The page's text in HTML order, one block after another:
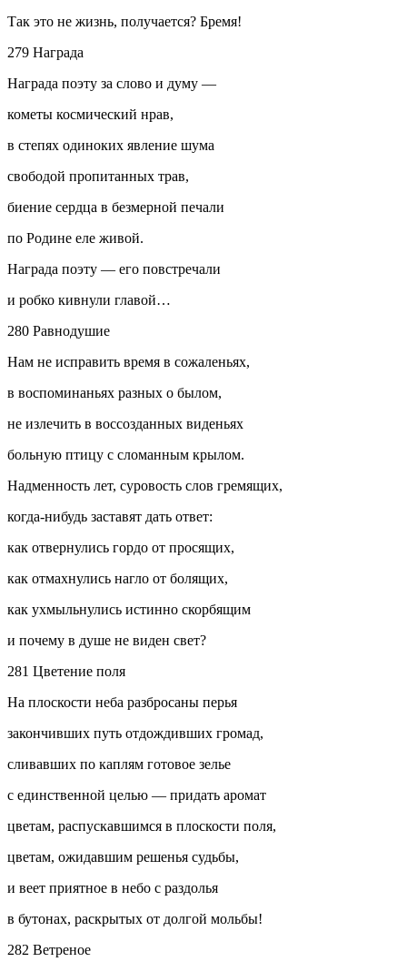
Так это не жизнь, получается? Бремя!
279 Награда
Награда поэту за слово и думу —
кометы космический нрав,
в степях одиноких явление шума
свободой пропитанных трав,
биение сердца в безмерной печали
по Родине еле живой.
Награда поэту — его повстречали
и робко кивнули главой…
280 Равнодушие
Нам не исправить время в сожаленьях,
в воспоминаньях разных о былом,
не излечить в воссозданных виденьях
больную птицу с сломанным крылом.
Надменность лет, суровость слов гремящих,
когда-нибудь заставят дать ответ:
как отвернулись гордо от просящих,
как отмахнулись нагло от болящих,
как ухмыльнулись истинно скорбящим
и почему в душе не виден свет?
281 Цветение поля
На плоскости неба разбросаны перья
закончивших путь отдождивших громад,
сливавших по каплям готовое зелье
с единственной целью — придать аромат
цветам, распускавшимся в плоскости поля,
цветам, ожидавшим решенья судьбы,
и веет приятное в небо с раздолья
в бутонах, раскрытых от долгой мольбы!
282 Ветреное